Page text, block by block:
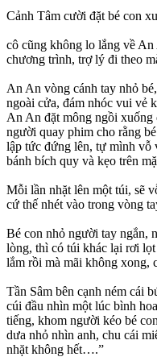
Cảnh Tâm cười đặt bé con
cô cũng không lo lắng về
chương trình, trợ lý đi theo
An An vòng cánh tay nhỏ
ngoài cửa, đám nhóc vui vẻ
An An đặt mông ngồi xuống
người quay phim cho rằng
lập tức đứng lên, tự mình vỗ
bánh bích quy và kẹo trên
Mỗi lần nhặt lên một túi, sẽ
cứ thế nhét vào trong vòng
Bé con nhỏ người tay ngắn,
lòng, thì có túi khác lại rơi
lắm rồi mà mãi không xong,
Tần Sâm bên cạnh ném cái
cúi đầu nhìn một lúc bình
tiếng, khom người kéo bé
dưa nhỏ nhìn anh, chu cái
nhặt không hết….”